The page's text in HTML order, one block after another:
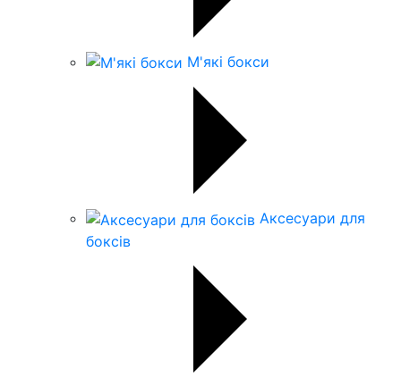
М'які бокси
Аксесуари для
боксів